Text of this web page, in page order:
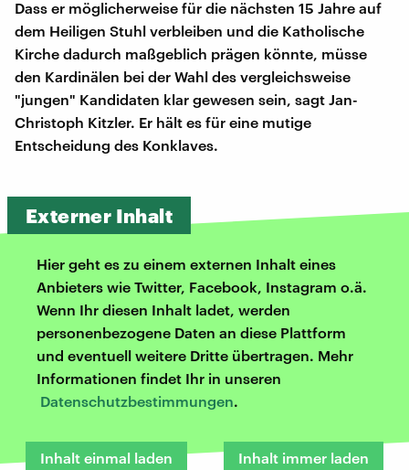
Dass er möglicherweise für die nächsten 15 Jahre auf
dem Heiligen Stuhl verbleiben und die Katholische
Kirche dadurch maßgeblich prägen könnte, müsse
den Kardinälen bei der Wahl des vergleichsweise
"jungen" Kandidaten klar gewesen sein, sagt Jan-
Christoph Kitzler. Er hält es für eine mutige
Entscheidung des Konklaves.
Externer Inhalt
Hier geht es zu einem externen Inhalt eines
Anbieters wie Twitter, Facebook, Instagram o.ä.
Wenn Ihr diesen Inhalt ladet, werden
personenbezogene Daten an diese Plattform
und eventuell weitere Dritte übertragen. Mehr
Informationen findet Ihr in unseren
Datenschutzbestimmungen.
Inhalt einmal laden Inhalt immer laden